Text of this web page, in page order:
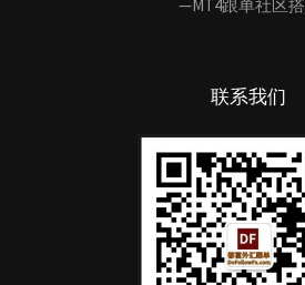
—MT4跟单社区
联系我们